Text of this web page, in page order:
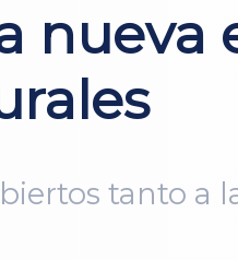
nueva
tanto a